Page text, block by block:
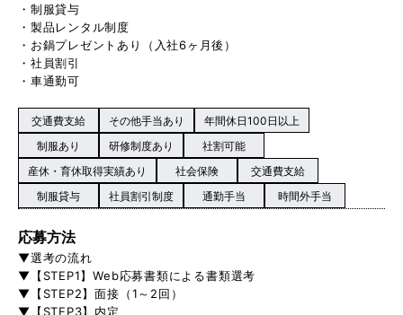
・制服貸与
・製品レンタル制度
・お鍋プレゼントあり（入社6ヶ月後）
・社員割引
・車通勤可
交通費支給 その他手当あり
年間休日100日以上
制服あり
研修制度あり
社割可能
産休・育休取得実績あり
社会保険
交通費支給
制服貸与
社員割引制度 通勤手当 時間外手当
応募方法
▼選考の流れ
▼【STEP1】Web応募書類による書類選考
▼【STEP2】面接（1～2回）
▼【STEP3】内定